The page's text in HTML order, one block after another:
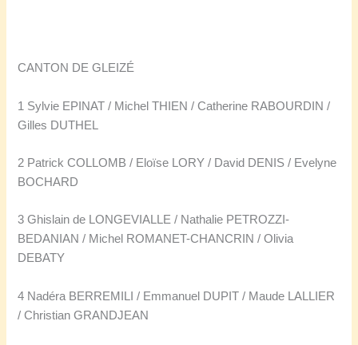
CANTON DE GLEIZÉ
1 Sylvie EPINAT / Michel THIEN / Catherine RABOURDIN /
Gilles DUTHEL
2 Patrick COLLOMB / Eloïse LORY / David DENIS / Evelyne
BOCHARD
3 Ghislain de LONGEVIALLE / Nathalie PETROZZI-
BEDANIAN / Michel ROMANET-CHANCRIN / Olivia
DEBATY
4 Nadéra BERREMILI / Emmanuel DUPIT / Maude LALLIER
/ Christian GRANDJEAN